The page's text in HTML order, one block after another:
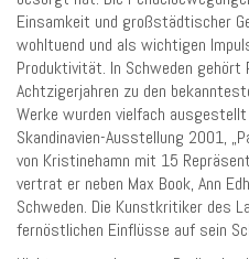
Einsamkeit und großstädtischer
wohltuend und als wichtigen
Produktivität. In Schweden
Achtzigerjahren zu den
Werke wurden vielfach
Skandinavien-Ausstellung 2001,
von Kristinehamn mit 15
vertrat er neben Max Book, Ann
Schweden. Die Kunstkritiker des
fernöstlichen Einflüsse auf sein